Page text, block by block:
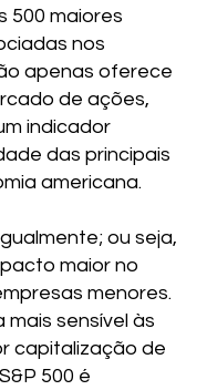
500 maiores
nos
apenas oferece
de ações,
indicador
das principais
americana.
ou seja,
maior no
menores.
mais sensível às
capitalização de
500 é